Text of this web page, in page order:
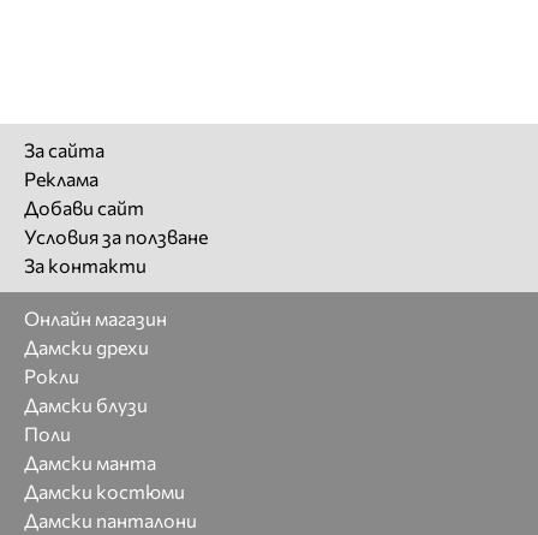
За сайта
Реклама
Добави сайт
Условия за ползване
За контакти
Онлайн магазин
Дамски дрехи
Рокли
Дамски блузи
Поли
Дамски манта
Дамски костюми
Дамски панталони